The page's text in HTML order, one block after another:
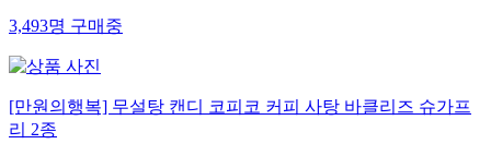
3,493명구매중
[만원의행복] 무설탕 캔디 코피코 커피 사탕 바클리즈 슈가프
리 2종